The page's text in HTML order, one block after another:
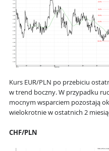
Kurs EUR/PLN po przebiciu
w trend boczny. W przypadku
mocnym wsparciem pozostają
wielokrotnie w ostatnich 2
CHF/PLN